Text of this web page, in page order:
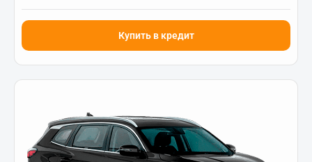
Купить в кредит